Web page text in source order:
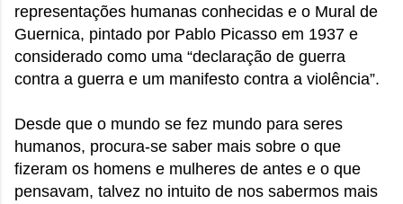
representações humanas conhecidas e o Mural de
Guernica, pintado por Pablo Picasso em 1937 e
considerado como uma “declaração de guerra
contra a guerra e um manifesto contra a violência”.
Desde que o mundo se fez mundo para seres
humanos, procura-se saber mais sobre o que
fizeram os homens e mulheres de antes e o que
pensavam, talvez no intuito de nos sabermos mais